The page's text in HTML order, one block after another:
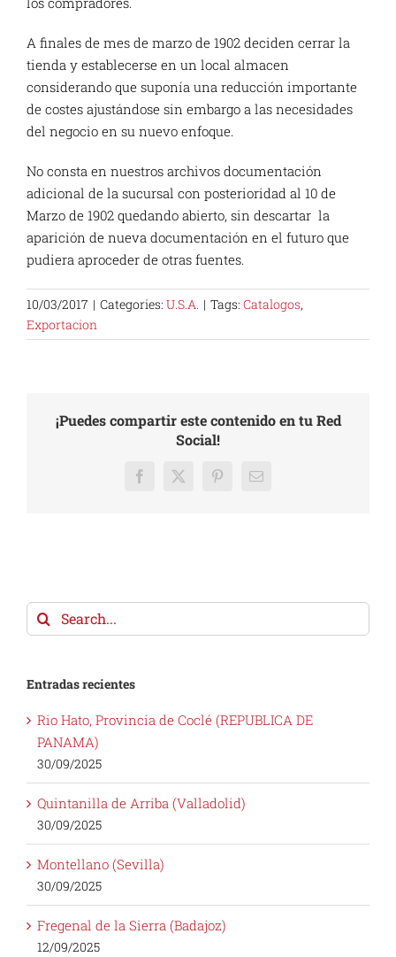
A finales de mes de marzo de 1902 deciden cerrar la
tienda y establecerse en un local almacen
considerando que suponía una reducción importante
de costes ajustándose sin embargo a las necesidades
del negocio en su nuevo enfoque.
No consta en nuestros archivos documentación
adicional de la sucursal con posterioridad al 10 de
Marzo de 1902 quedando abierto, sin descartar la
aparición de nueva documentación en el futuro que
pudiera aproceder de otras fuentes.
10/03/2017 | Categories: U.S.A. | Tags: Catalogos,
Exportacion
¡Puedes compartir este contenido en tu Red
Social!
Facebook
X PinterestEmail
Search
for:
Entradas recientes
Rio Hato, Provincia de Coclé (REPUBLICA DE
PANAMA)
30/09/2025
Quintanilla de Arriba (Valladolid)
30/09/2025
Montellano (Sevilla)
30/09/2025
Fregenal de la Sierra (Badajoz)
12/09/2025